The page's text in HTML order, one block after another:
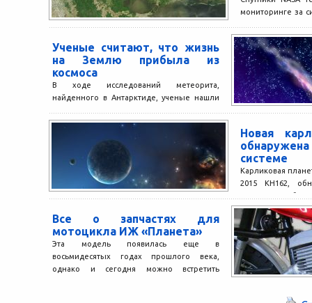
мониторинге за
в Мексиканском...
Ученые считают, что жизнь
на Землю прибыла из
космоса
В ходе исследований метеорита,
найденного в Антарктиде, ученые нашли
что «строительный материал», благодаря
Новая
системе
Карликовая
2015 КН162,
союза.
Все о запчастях для
мотоцикла ИЖ «Планета»
Эта модель появилась еще в
восьмидесятых годах прошлого века,
однако и сегодня можно встретить